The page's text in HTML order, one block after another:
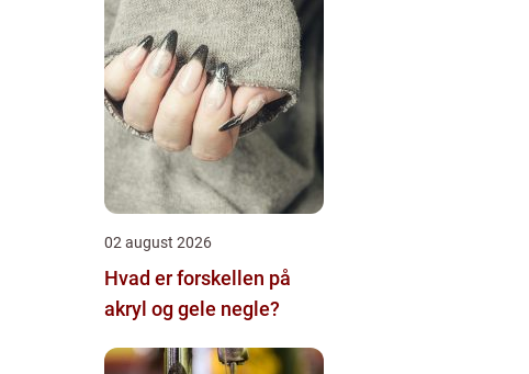
02 august 2026
Hvad er forskellen på
akryl og gele negle?